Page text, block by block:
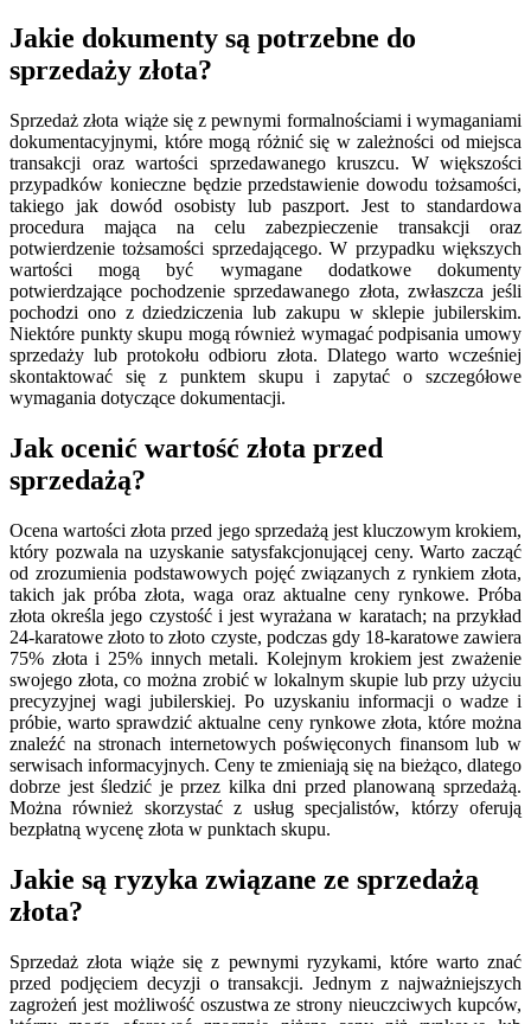
Jakie dokumenty są potrzebne do
sprzedaży złota?
Sprzedaż złota wiąże się z pewnymi formalnościami i wymaganiami
dokumentacyjnymi, które mogą różnić się w zależności od miejsca
transakcji oraz wartości sprzedawanego kruszcu. W większości
przypadków konieczne będzie przedstawienie dowodu tożsamości,
takiego jak dowód osobisty lub paszport. Jest to standardowa
procedura mająca na celu zabezpieczenie transakcji oraz
potwierdzenie tożsamości sprzedającego. W przypadku większych
wartości mogą być wymagane dodatkowe dokumenty
potwierdzające pochodzenie sprzedawanego złota, zwłaszcza jeśli
pochodzi ono z dziedziczenia lub zakupu w sklepie jubilerskim.
Niektóre punkty skupu mogą również wymagać podpisania umowy
sprzedaży lub protokołu odbioru złota. Dlatego warto wcześniej
skontaktować się z punktem skupu i zapytać o szczegółowe
wymagania dotyczące dokumentacji.
Jak ocenić wartość złota przed
sprzedażą?
Ocena wartości złota przed jego sprzedażą jest kluczowym krokiem,
który pozwala na uzyskanie satysfakcjonującej ceny. Warto zacząć
od zrozumienia podstawowych pojęć związanych z rynkiem złota,
takich jak próba złota, waga oraz aktualne ceny rynkowe. Próba
złota określa jego czystość i jest wyrażana w karatach; na przykład
24-karatowe złoto to złoto czyste, podczas gdy 18-karatowe zawiera
75% złota i 25% innych metali. Kolejnym krokiem jest zważenie
swojego złota, co można zrobić w lokalnym skupie lub przy użyciu
precyzyjnej wagi jubilerskiej. Po uzyskaniu informacji o wadze i
próbie, warto sprawdzić aktualne ceny rynkowe złota, które można
znaleźć na stronach internetowych poświęconych finansom lub w
serwisach informacyjnych. Ceny te zmieniają się na bieżąco, dlatego
dobrze jest śledzić je przez kilka dni przed planowaną sprzedażą.
Można również skorzystać z usług specjalistów, którzy oferują
bezpłatną wycenę złota w punktach skupu.
Jakie są ryzyka związane ze sprzedażą
złota?
Sprzedaż złota wiąże się z pewnymi ryzykami, które warto znać
przed podjęciem decyzji o transakcji. Jednym z najważniejszych
zagrożeń jest możliwość oszustwa ze strony nieuczciwych kupców,